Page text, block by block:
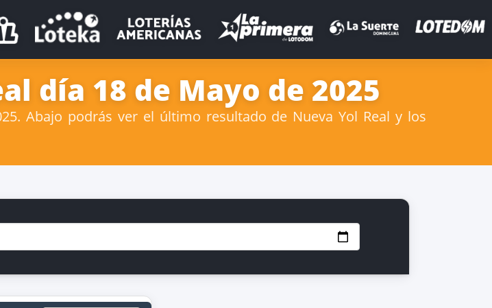
día 18 de Mayo de 2025
Abajo podrás ver el último resultado de Nueva Yol Real y los